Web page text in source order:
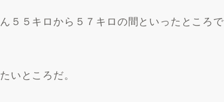
５５キロから５７キロの間といったところで
いところだ。